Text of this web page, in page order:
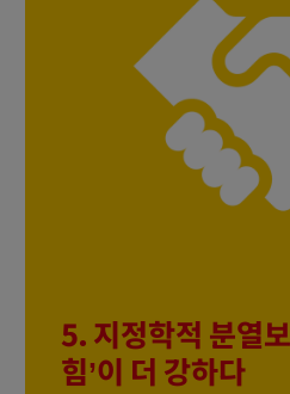
5. 지정학적 분열
힘’이 더 강하다